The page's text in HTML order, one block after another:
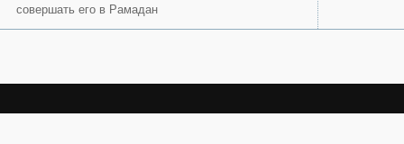
совершать его в Рамадан